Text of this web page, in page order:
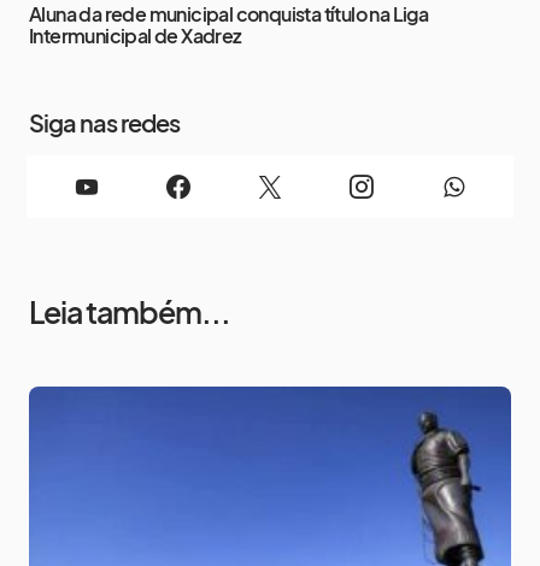
Aluna da rede municipal conquista título na Liga
Intermunicipal de Xadrez
Siga nas redes
Leia também...